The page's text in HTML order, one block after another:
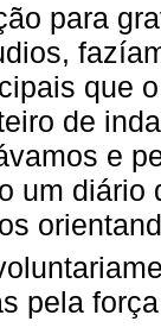
para
que
de
e
um diário
pela